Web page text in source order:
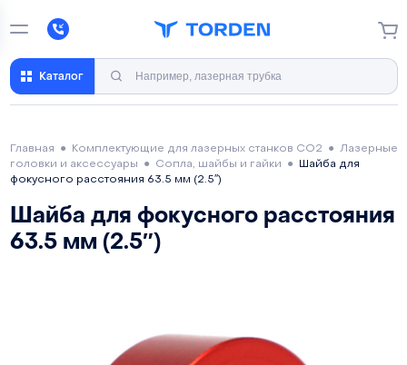
Каталог
Главная ● Комплектующие для лазерных станков CO2 ● Лазерные
головки и аксессуары ● Сопла, шайбы и гайки ●
Шайба для
фокусного расстояния 63.5 мм (2.5″)
Шайба для фокусного расстояния
63.5 мм (2.5″)